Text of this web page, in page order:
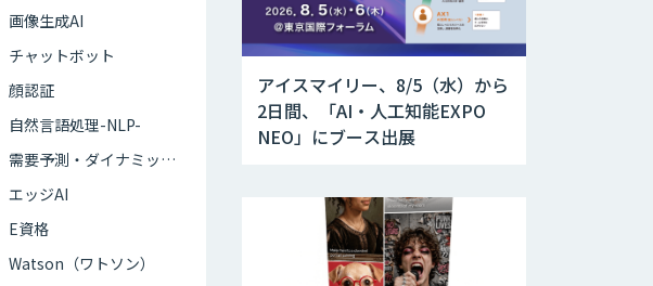
画像生成AI
チャットボット
顔認証
自然言語処理-NLP-
需要予測・ダイナミックプライシング
エッジAI
E資格
Watson（ワトソン）
アイスマイリー、8/5（水）から
2日間、「AI・人工知能EXPO
NEO」にブース出展